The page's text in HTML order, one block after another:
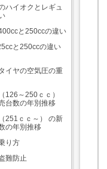
ハイオクとレギュ
と250ccの違い
と250ccの違い
イヤの空気圧の重
126～250ｃｃ）
台数の年別推移
251ｃｃ～） の新
の年別推移
り方
難防止